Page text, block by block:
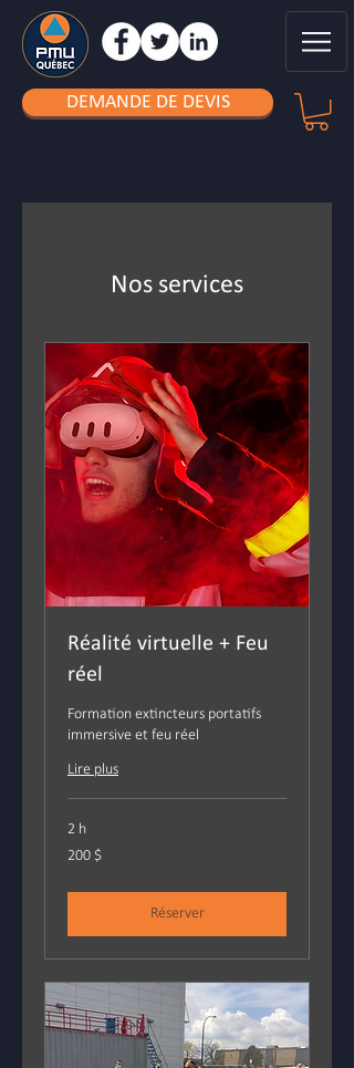
DEMANDE DE DEVIS
Nos services
Réalité virtuelle + Feu
réel
Formation extincteurs portatifs
immersive et feu réel
Lire plus
2 h
200 dollars
canadiens
200 $
Réserver